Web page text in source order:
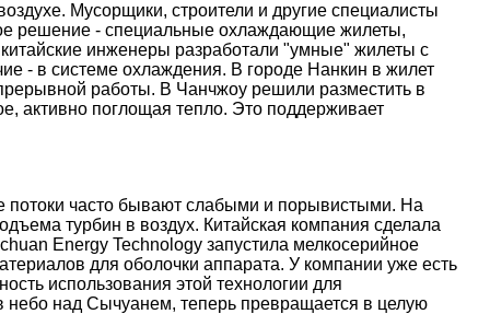
Мусорщики, строители и другие специалисты
решение - специальные охлаждающие жилеты,
инженеры разработали "умные" жилеты с
- в системе охлаждения. В городе Нанкин в жилет
работы. В Чанчжоу решили разместить в
активно поглощая тепло. Это поддерживает
потоки часто бывают слабыми и порывистыми. На
турбин в воздух. Китайская компания сделала
Energy Technology запустила мелкосерийное
для оболочки аппарата. У компании уже есть
использования этой технологии для
небо над Сычуанем, теперь превращается в целую